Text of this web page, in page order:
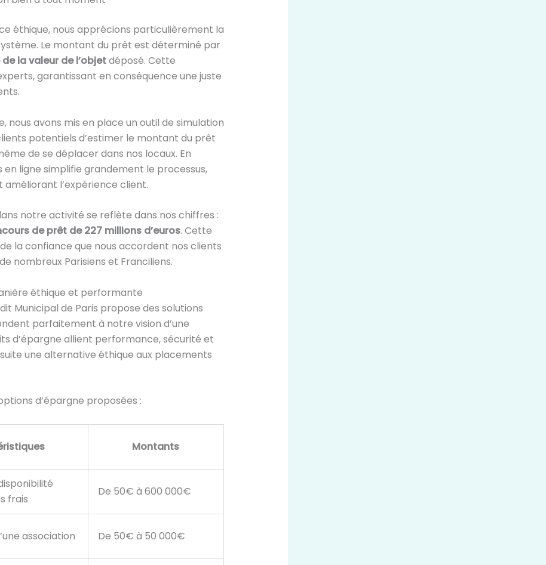
éthique, nous apprécions particulièrement la
Le montant du prêt est déterminé par
la valeur de l’objetdéposé. Cette
garantissant en conséquence une juste
nous avons mis en place un outil de simulation
potentiels d’estimer le montant du prêt
de se déplacer dans nos locaux. En
ligne simplifie grandement le processus,
l’expérience client.
notre activité se reflète dans nos chiffres :
de prêt de 227 millions d’euros. Cette
la confiance que nous accordent nos clients
nombreux Parisiens et Franciliens.
éthique et performante
Municipal de Paris propose des solutions
parfaitement à notre vision d’une
d’épargne allient performance, sécurité et
une alternative éthique aux placements
d’épargne proposées :
Montants
frais
De 50€ à 600 000€
association De 50€ à 50 000€